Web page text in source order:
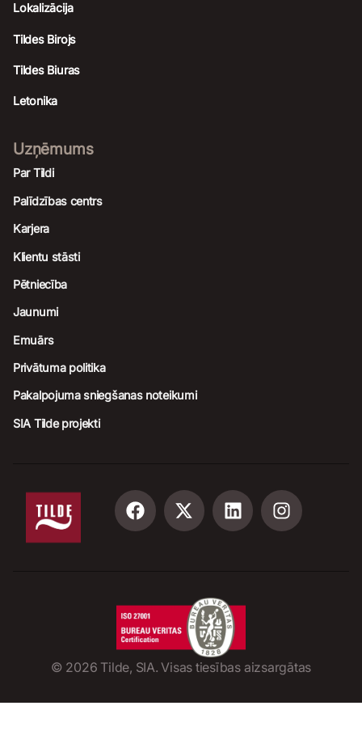
Lokalizācija
Tildes Birojs
Tildes Biuras
Letonika
Uzņēmums
Par Tildi
Palīdzības centrs
Karjera
Klientu stāsti
Pētniecība
Jaunumi
Emuārs
Privātuma politika
Pakalpojuma sniegšanas noteikumi
SIA Tilde projekti
© 2026 Tilde, SIA. Visas tiesības aizsargātas